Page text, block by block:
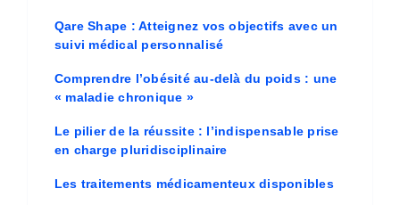
Qare Shape : Atteignez vos objectifs avec un
suivi médical personnalisé
Comprendre l’obésité au-delà du poids : une
« maladie chronique »
Le pilier de la réussite : l’indispensable prise
en charge pluridisciplinaire
Les traitements médicamenteux disponibles